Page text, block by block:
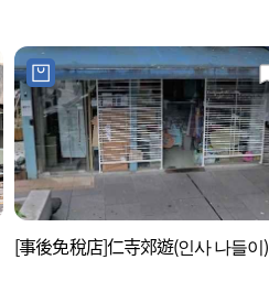
[事後免稅店]仁寺郊遊(인사 나들이)